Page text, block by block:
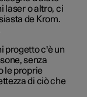
laser o altro, ci
de Krom.
progetto c'è un
senza
le proprie
di ciò che